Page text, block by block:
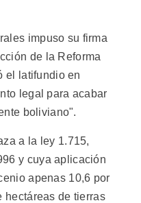
impuso su firma
de la Reforma
el latifundio en
legal para acabar
boliviano".
a la ley 1.715,
y cuya aplicación
apenas 10,6 por
hectáreas de tierras